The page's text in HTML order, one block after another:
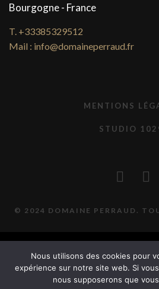
Bourgogne - France
T. +33385329512
Mail : info@domaineperraud.fr
MENTIONS
STUDIO
© 2024 DOMAINE PERRAUD.
Nous utilisons des cookies pour
expérience sur notre site web. Si
nous supposerons que